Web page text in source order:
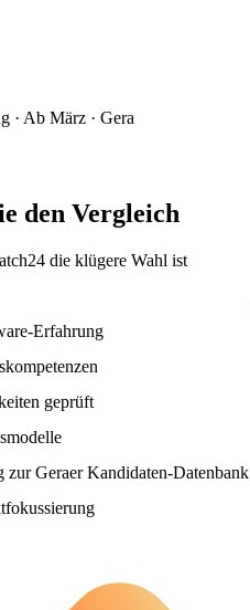
· Ab März · Gera
den Vergleich
die klügere Wahl ist
Erfahrung
geprüft
zur Geraer Kandidaten-Datenbank